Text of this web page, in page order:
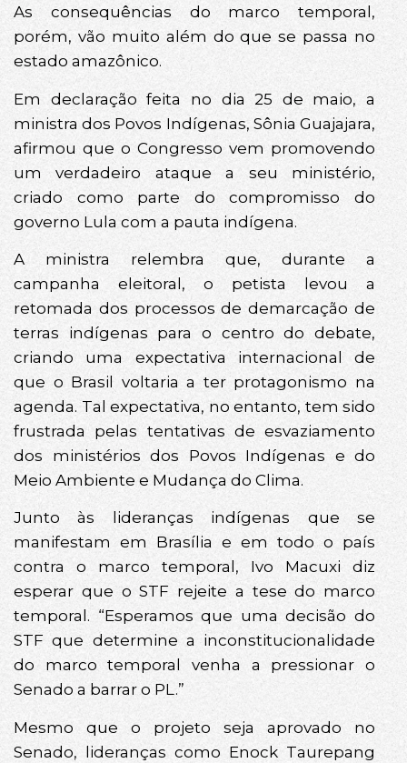
As consequências do marco temporal,
porém, vão muito além do que se passa no
estado amazônico.
Em declaração feita no dia 25 de maio, a
ministra dos Povos Indígenas, Sônia Guajajara,
afirmou que o Congresso vem promovendo
um verdadeiro ataque a seu ministério,
criado como parte do compromisso do
governo Lula com a pauta indígena.
A ministra relembra que, durante a
campanha eleitoral, o petista levou a
retomada dos processos de demarcação de
terras indígenas para o centro do debate,
criando uma expectativa internacional de
que o Brasil voltaria a ter protagonismo na
agenda. Tal expectativa, no entanto, tem sido
frustrada pelas tentativas de esvaziamento
dos ministérios dos Povos Indígenas e do
Meio Ambiente e Mudança do Clima.
Junto às lideranças indígenas que se
manifestam em Brasília e em todo o país
contra o marco temporal, Ivo Macuxi diz
esperar que o STF rejeite a tese do marco
temporal. “Esperamos que uma decisão do
STF que determine a inconstitucionalidade
do marco temporal venha a pressionar o
Senado a barrar o PL.”
Mesmo que o projeto seja aprovado no
Senado, lideranças como Enock Taurepang